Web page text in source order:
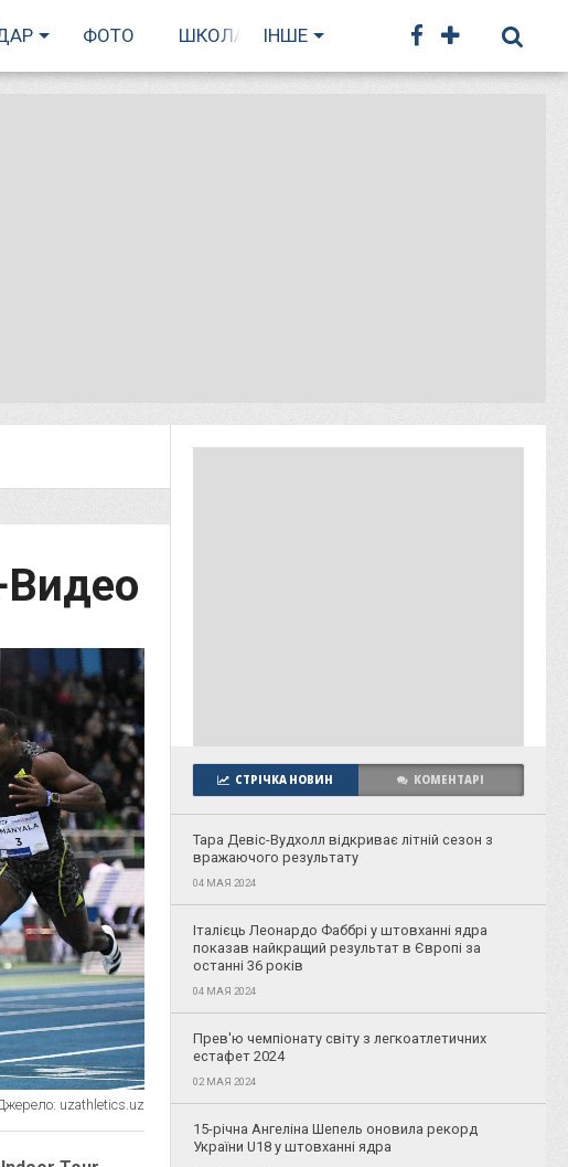
ФОТО ШКОЛА БІГУ
ІНШЕ
uzathletics.uz
СТРІЧКА НОВИН КОМЕНТАРІ
Тара Девіс-Вудхолл відкриває літній сезон з
вражаючого результату
04 МАЯ 2024
Італієць Леонардо Фаббрі у штовханні ядра
показав найкращий результат в Європі за
останні 36 років
04 МАЯ 2024
Прев'ю чемпіонату світу з легкоатлетичних
естафет 2024
02 МАЯ 2024
15-річна Ангеліна Шепель оновила рекорд
України U18 у штовханні ядра